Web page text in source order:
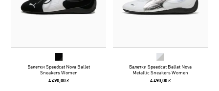
Балетки Speedcat Nova Ballet
Sneakers Women
4 490,00 ₴
Балетки Speedcat Ballet Nova
Metallic Sneakers Women
4 490,00 ₴